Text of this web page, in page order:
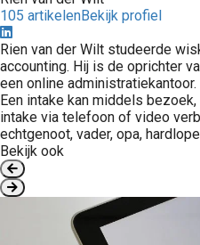
105 artikelenBekijk profiel
Rien van der Wilt studeerde
accounting. Hij is de oprichter
een online
Een intake kan middels
intake via telefoon of video
echtgenoot, vader, opa,
Bekijk ook